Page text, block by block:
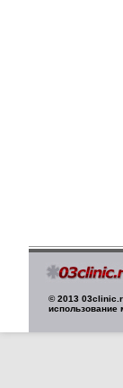
© 2013
использование